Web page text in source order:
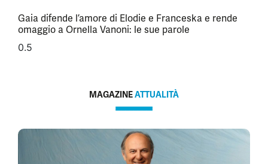
Gaia difende l’amore di Elodie e Franceska e rende
omaggio a Ornella Vanoni: le sue parole
MAGAZINEATTUALITÀ